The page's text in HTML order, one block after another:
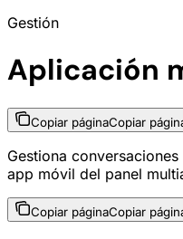
Gestión
Aplicación
Copiar páginaCopiar
Gestiona
app móvil del panel
Copiar páginaCopiar